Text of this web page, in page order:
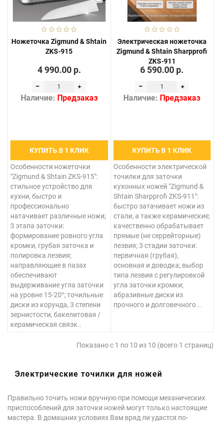
Ножеточка Zigmund & Shtain
ZKS-915
4 990.00 р.
Наличие: Предзаказ
КУПИТЬ В 1 КЛИК
Особенности ножеточки
"Zigmund & Shtain ZKS-915":
стильное устройство для
кухни, быстро и
профессионально
натачивает различные ножи;
3 этапа заточки:
формирование ровного угла
кромки, грубая заточка и
полировка лезвия;
направляющие в пазах
обеспечивают
выдерживание угла заточки
на уровне 15-20°; точильные
диски из корунда, 3 степени
зернистости, бакелитовая /
керамическая связк..
Электрическая ножеточка
Zigmund & Shtain Sharpprofi
ZKS-911
6 590.00 р.
Наличие: Предзаказ
КУПИТЬ В 1 КЛИК
Особенности электрической
точилки для заточки
кухонных ножей "Zigmund &
Shtain Sharpprofi ZKS-911":
быстро затачивает ножи из
стали, а также керамические;
качественно обрабатывает
прямые (не серрейторные)
лезвия; 3 стадии заточки:
первичная (грубая),
основная и доводка; выбор
типа лезвия с регулировкой
угла заточки кромки;
абразивные диски из
прочного и долговечного ..
Показано с 1 по 10 из 10 (всего 1 страниц)
Электрические точилки для ножей
Правильно точить ножи вручную при помощи механических
приспособлений для заточки ножей могут только настоящие
мастера. В домашних условиях Вам вряд ли удастся по-